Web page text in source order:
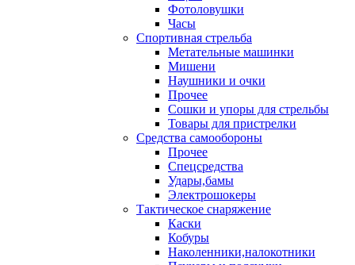
Фотоловушки
Часы
Спортивная стрельба
Метательные машинки
Мишени
Наушники и очки
Прочее
Сошки и упоры для стрельбы
Товары для пристрелки
Средства самообороны
Прочее
Спецсредства
Удары,бамы
Электрошокеры
Тактическое снаряжение
Каски
Кобуры
Наколенники,налокотники